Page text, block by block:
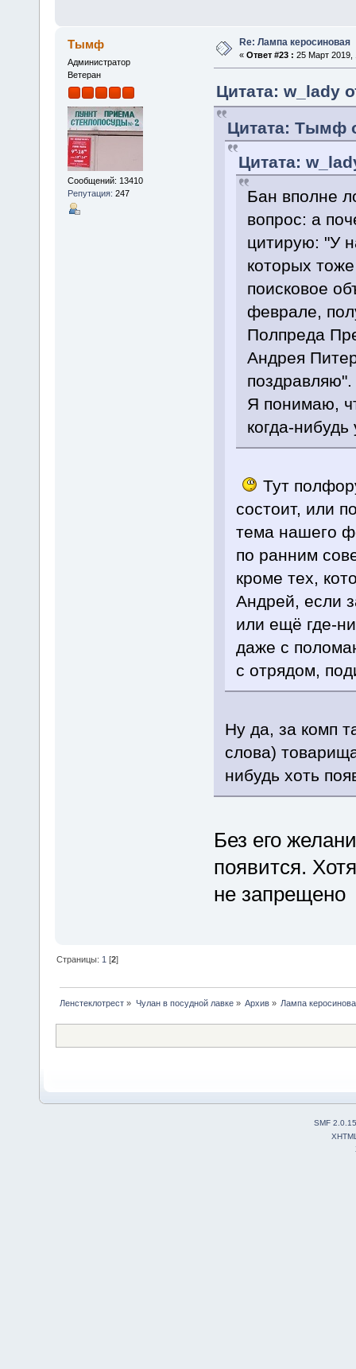
Тымф
Администратор
Ветеран
Сообщений: 13410
Репутация: 247
Re: Лампа керосиновая
« Ответ #23 : 25 Март 2019,
Цитата: w_lady
Цитата: Тымф
Цитата:
Бан вполне
вопрос: а
цитирую: "У
которых
поисковое
феврале,
Полпреда
Андрея
поздравляю".
Я понимаю,
когда-
Тут
состоит, или
тема нашего
по ранним
кроме тех,
Андрей, если
или ещё где-
даже с
с отрядом,
Ну да, за комп
слова)
нибудь хоть
Без его
появится.
не запрещено
Страницы: 1 [2]
Ленстеклотрест » Чулан в посудной лавке» Архив» Лампа
SMF 2.0.15